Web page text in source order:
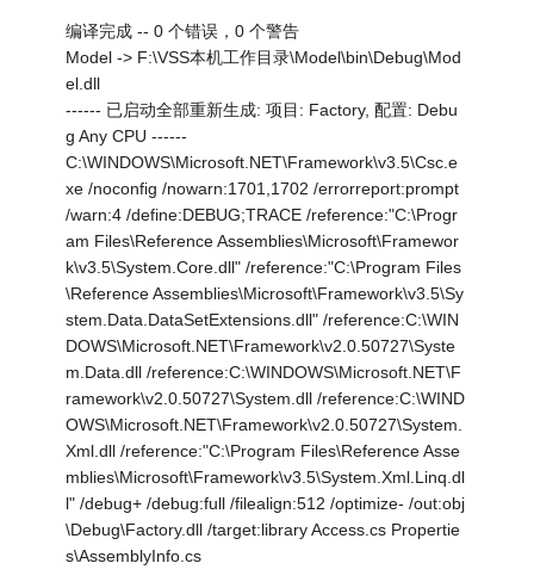
编译完成 -- 0 个错误，0 个警告
Model -> F:\VSS本机工作目录\Model\bin\Debug\Mod
el.dll
------ 已启动全部重新生成: 项目: Factory, 配置: Debu
g Any CPU ------
C:\WINDOWS\Microsoft.NET\Framework\v3.5\Csc.e
xe /noconfig /nowarn:1701,1702 /errorreport:prompt
/warn:4 /define:DEBUG;TRACE /reference:"C:\Progr
am Files\Reference Assemblies\Microsoft\Framewor
k\v3.5\System.Core.dll" /reference:"C:\Program Files
\Reference Assemblies\Microsoft\Framework\v3.5\Sy
stem.Data.DataSetExtensions.dll" /reference:C:\WIN
DOWS\Microsoft.NET\Framework\v2.0.50727\Syste
m.Data.dll /reference:C:\WINDOWS\Microsoft.NET\F
ramework\v2.0.50727\System.dll /reference:C:\WIND
OWS\Microsoft.NET\Framework\v2.0.50727\System.
Xml.dll /reference:"C:\Program Files\Reference Asse
mblies\Microsoft\Framework\v3.5\System.Xml.Linq.dl
l" /debug+ /debug:full /filealign:512 /optimize- /out:obj
\Debug\Factory.dll /target:library Access.cs Propertie
s\AssemblyInfo.cs